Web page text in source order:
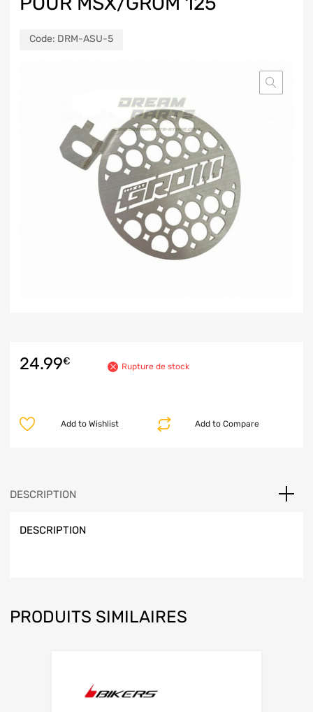
Code: DRM-ASU-5
24.99€ Rupture de stock
Add to Compare
Add to Wishlist
DESCRIPTION
DESCRIPTION
PRODUITS SIMILAIRES